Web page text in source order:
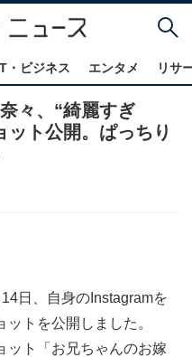
・ビジネス エンタメ リサ
々、“綺麗すぎ
ット公開。ぱっちり
日、自身のInstagramを
トを公開しました。
ット「お兄ちゃんのお嫁